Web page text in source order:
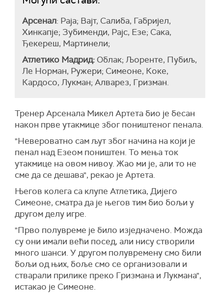
Арсенал: Раја; Вајт, Салиба, Габријел,
Хинкапје; Зубименди, Рајс, Езе; Сака,
Ђекереш, Мартинели;
Атлетико Мадрид: Облак; Љоренте, Пубиљ,
Ле Норман, Ружери; Симеоне, Коке,
Кардосо, Лукман; Алварез, Гризман.
Тренер Арсенала Микел Артета био је бесан
након прве утакмице због поништеног пенала.
"Невероватно сам љут због начина на који је
пенал над Езеом поништен. То мења ток
утакмице на овом нивоу. Жао ми је, али то не
сме да се дешава", рекао је Артета.
Његов колега са клупе Атлетика, Дијего
Симеоне, сматра да је његов тим био бољи у
другом делу игре.
"Прво полувреме је било изједначено. Можда
су они имали већи посед, али нису створили
много шанси. У другом полувремену смо били
бољи од њих, боље смо се организовали и
стварали прилике преко Гризмана и Лукмана",
истакао је Симеоне.